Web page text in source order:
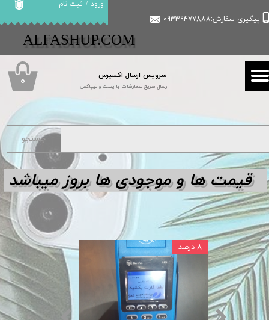
سرویس ارسال اکسپرس
ارسال سریع سفارشات با پست و تیپاکس
پیگیری سفارش:09339477888
ورود / ثبت نام
حساب کاربری من
تغییر گذر واژه
سفارشات
​​ALFASHUP.COM
۰
۸ درصد
جستجو
قیمت ها و موجودی ها بروز میباشد